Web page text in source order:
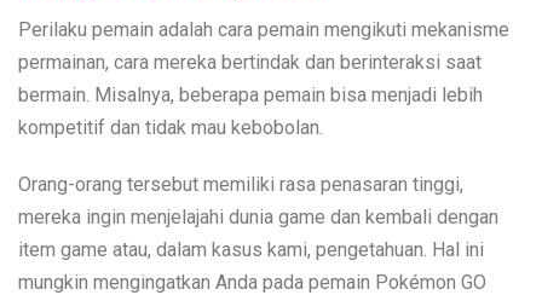
Perilaku pemain adalah cara pemain mengikuti mekanisme
permainan, cara mereka bertindak dan berinteraksi saat
bermain. Misalnya, beberapa pemain bisa menjadi lebih
kompetitif dan tidak mau kebobolan.
Orang-orang tersebut memiliki rasa penasaran tinggi,
mereka ingin menjelajahi dunia game dan kembali dengan
item game atau, dalam kasus kami, pengetahuan. Hal ini
mungkin mengingatkan Anda pada pemain Pokémon GO